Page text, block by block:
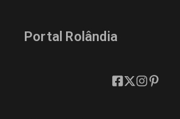
Portal Rolândia